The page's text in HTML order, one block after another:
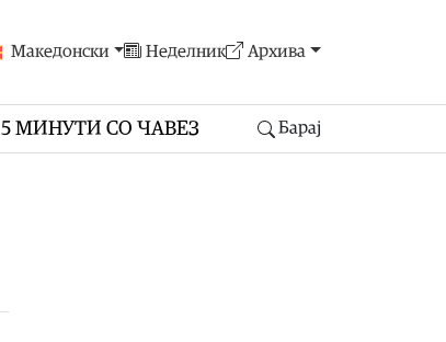
Македонски Неделник Архива
5 МИНУТИ СО ЧАВЕЗ Барај